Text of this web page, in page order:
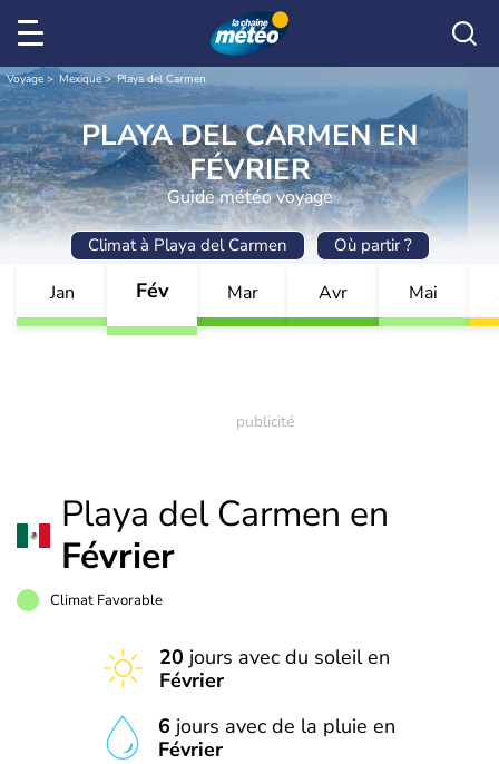
Voyage Mexique Playa del Carmen
PLAYA DEL CARMEN EN
FÉVRIER
Guide météo voyage
Climat à Playa del Carmen Où partir ?
Jan Fév Mar Avr Mai
Playa del Carmen en
Février
Climat Favorable
20 jours avec du soleil en
Février
6 jours avec de la pluie en
Février